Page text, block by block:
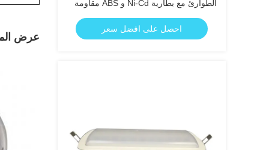
الطوارئ مع بطارية Ni-Cd و ABS مقاومة
للحريق لمدة 3 ساعات
احصل على افضل سعر
عرض